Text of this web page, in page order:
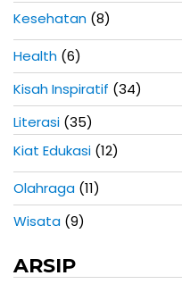
Kesehatan (8)
Health (6)
Kisah Inspiratif (34)
Literasi (35)
Kiat Edukasi (12)
Olahraga (11)
Wisata (9)
ARSIP